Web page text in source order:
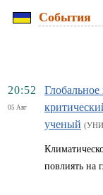
События
20:52
05 Авг
ученый
повлиять на